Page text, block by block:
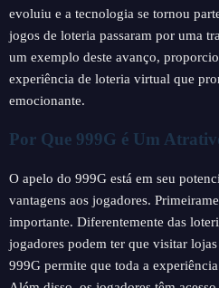
evoluiu e a tecnologia se tornou
jogos de loteria passaram por uma
um exemplo deste avanço,
experiência de loteria virtual que
emocionante.
Por Que 999G é Um
O apelo do 999G está em seu
vantagens aos jogadores.
importante. Diferentemente das
jogadores podem ter que visitar
999G permite que toda a